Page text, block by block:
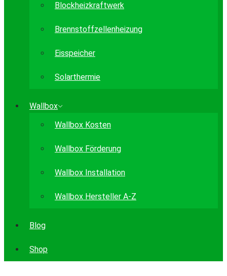
Blockheizkraftwerk
Brennstoffzellenheizung
Eisspeicher
Solarthermie
Wallbox
Wallbox Kosten
Wallbox Förderung
Wallbox Installation
Wallbox Hersteller A-Z
Blog
Shop